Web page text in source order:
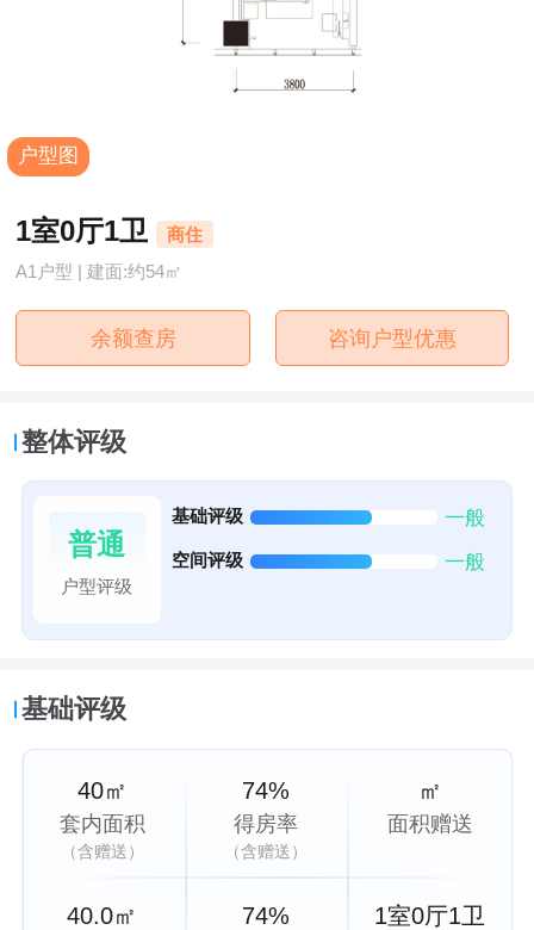
户型图
1室0厅1卫 商住
A1户型 | 建面:约54㎡
余额查房 咨询户型优惠
整体评级
普通
户型评级
基础评级 一般
空间评级 一般
基础评级
40㎡
套内面积
（含赠送）
40.0㎡
74%
得房率
（含赠送）
74%
㎡
面积赠送
1室0厅1卫